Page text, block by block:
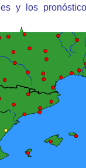
y los